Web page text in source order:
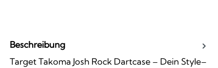
Beschreibung
Target Takoma Josh Rock Dartcase – Dein Style–